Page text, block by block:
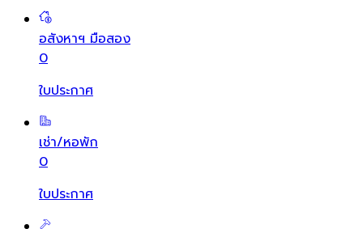
อสังหาฯ มือสอง
0
ใบประกาศ
เช่า/หอพัก
0
ใบประกาศ